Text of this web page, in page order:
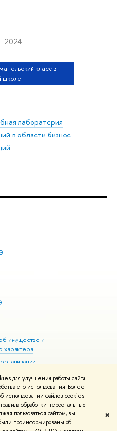
для улучшения работы сайта
его использования. Более
использовании файлов cookies
обработки персональных
пользоваться сайтом, вы
проинформированы об
✖
2024
класс в
школе
лаборатория
в области бизнес-
имуществе и
характера
здоровья